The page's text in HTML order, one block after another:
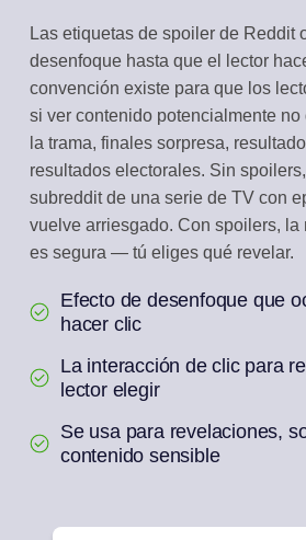
Las etiquetas de spoiler de Reddit
desenfoque hasta que el lector
convención existe para que los
si ver contenido potencialmente
la trama, finales sorpresa,
resultados electorales. Sin
subreddit de una serie de TV con
vuelve arriesgado. Con spoilers, la
es segura — tú eliges qué revelar.
Efecto de desenfoque que
hacer clic
La interacción de clic para
lector elegir
Se usa para revelaciones,
contenido sensible